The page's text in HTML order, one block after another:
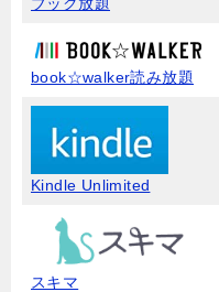
book☆walker読み放題
Kindle Unlimited
スキマ